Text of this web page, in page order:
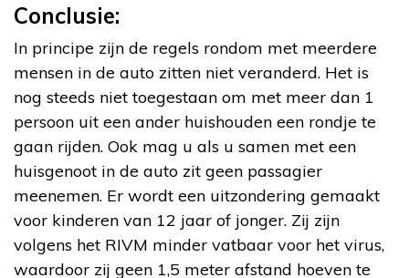
Conclusie:
In principe zijn de regels rondom met meerdere
mensen in de auto zitten niet veranderd. Het is
nog steeds niet toegestaan om met meer dan 1
persoon uit een ander huishouden een rondje te
gaan rijden. Ook mag u als u samen met een
huisgenoot in de auto zit geen passagier
meenemen. Er wordt een uitzondering gemaakt
voor kinderen van 12 jaar of jonger. Zij zijn
volgens het RIVM minder vatbaar voor het virus,
waardoor zij geen 1,5 meter afstand hoeven te